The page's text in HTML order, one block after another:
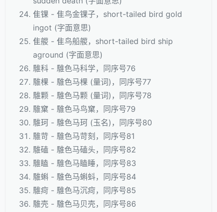
隹锞 - 隹鸟金锞子，short-tailed bird gold
ingot (字面意思)
隹艐 - 隹鸟船艐，short-tailed bird ship
aground (字面意思)
騅科 - 騅色马科学，同序号76
騅棵 - 騅色马棵 (量词)，同序号77
騅颗 - 騅色马颗 (量词)，同序号78
騅窠 - 騅色马鸟窠，同序号79
騅珂 - 騅色马珂 (玉名)，同序号80
騅苛 - 騅色马苛刻，同序号81
騅磕 - 騅色马磕头，同序号82
騅瞌 - 騅色马瞌睡，同序号83
騅蝌 - 騅色马蝌蚪，同序号84
騅疴 - 騅色马沉疴，同序号85
騅壳 - 騅色马贝壳，同序号86